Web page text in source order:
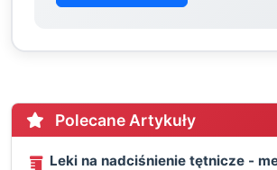
Polecane Artykuły
Leki na nadciśnienie tętnicze -